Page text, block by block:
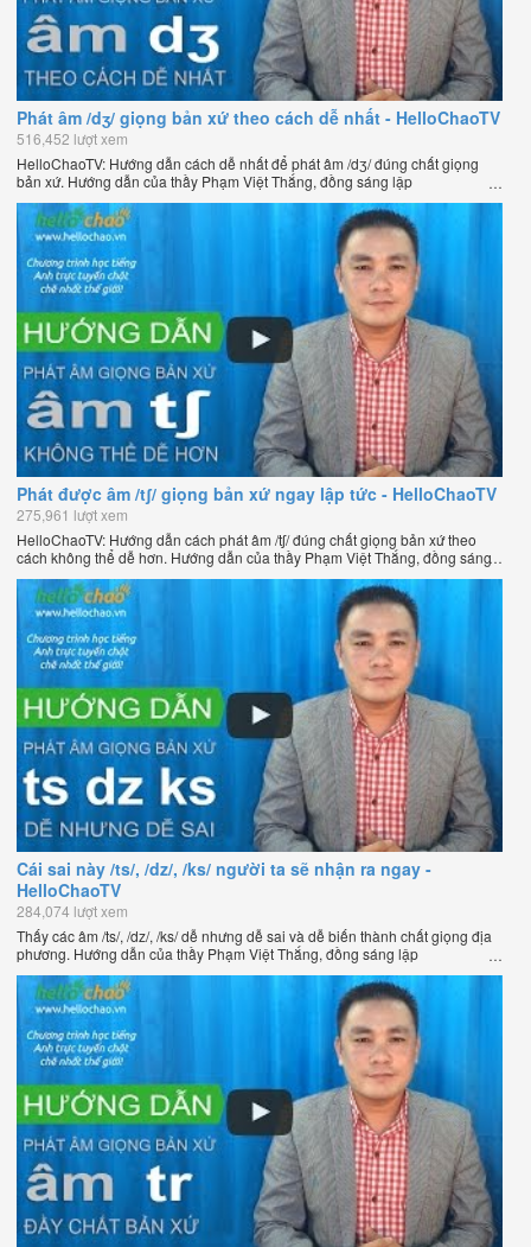
Phát âm /dʒ/ giọng bản xứ theo cách dễ nhất - HelloChaoTV
516,452 lượt xem
HelloChaoTV: Hướng dẫn cách dễ nhất để phát âm /dʒ/ đúng chất giọng
bản xứ. Hướng dẫn của thầy Phạm Việt Thắng, đồng sáng lập
HelloChao.vn - Chương trình dạy tiếng Anh trực tuyến chặt chẽ nhất thế
giới.
Phát được âm /tʃ/ giọng bản xứ ngay lập tức - HelloChaoTV
275,961 lượt xem
HelloChaoTV: Hướng dẫn cách phát âm /tʃ/ đúng chất giọng bản xứ theo
cách không thể dễ hơn. Hướng dẫn của thầy Phạm Việt Thắng, đồng sáng
lập HelloChao.vn - Chương trình dạy tiếng Anh trực tuyến chặt chẽ nhất
thế giới.
Cái sai này /ts/, /dz/, /ks/ người ta sẽ nhận ra ngay -
HelloChaoTV
284,074 lượt xem
Thấy các âm /ts/, /dz/, /ks/ dễ nhưng dễ sai và dễ biến thành chất giọng địa
phương. Hướng dẫn của thầy Phạm Việt Thắng, đồng sáng lập
HelloChao.vn - Chương trình dạy tiếng Anh trực tuyến chặt chẽ nhất thế
giới.